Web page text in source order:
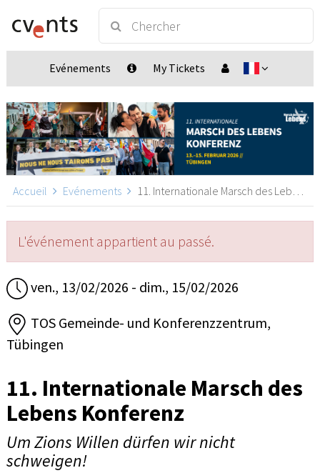
Evénements My Tickets
Accueil Evénements 11. Internationale Marsch des Lebens Konferenz, Tübingen
L'événement appartient au passé.
ven., 13/02/2026 - dim., 15/02/2026
TOS Gemeinde- und Konferenzzentrum,
Tübingen
11. Internationale Marsch des
Lebens Konferenz
Um Zions Willen dürfen wir nicht
schweigen!